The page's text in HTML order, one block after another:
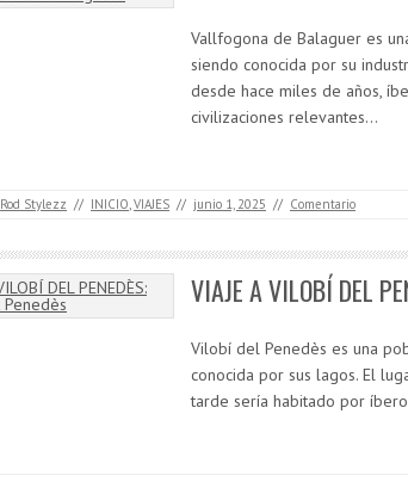
Vallfogona de Balaguer es
siendo conocida por su
desde hace miles de años,
civilizaciones relevantes…
Rod Stylezz // INICIO,VIAJES // junio 1, 2025 // Comentario
VIAJE A VILOBÍ DEL
Vilobí del Penedès es una
conocida por sus lagos. El
tarde sería habitado por